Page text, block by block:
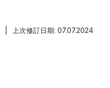
上次修訂日期: 07.07.2024